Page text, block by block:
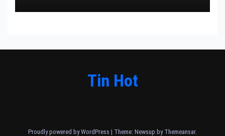
Tin Hot
Proudly powered by WordPress | Theme: Newsup by Themeansar.